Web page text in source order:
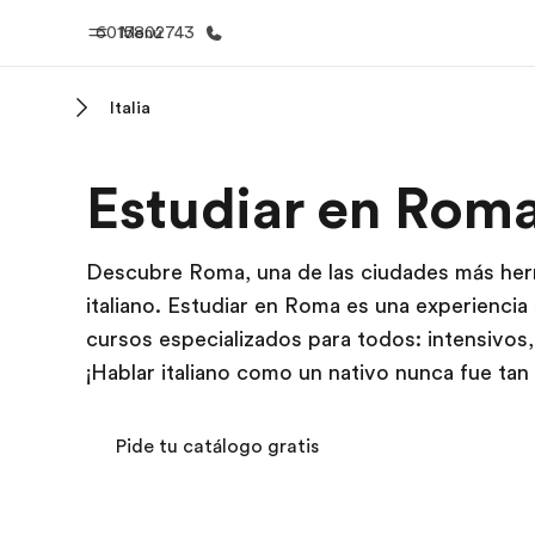
Menú
6015802743
Bienvenido a EF Ver todo lo
Italia
Estudiar en
Descubre Roma, una de las ciudades más
italiano. Estudiar en Roma es una
cursos especializados para todos:
¡Hablar italiano como un nativo nunca fue tan
Pide tu catálogo gratis